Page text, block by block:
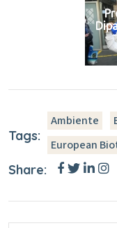
Tags:
Ambiente
European
Share: